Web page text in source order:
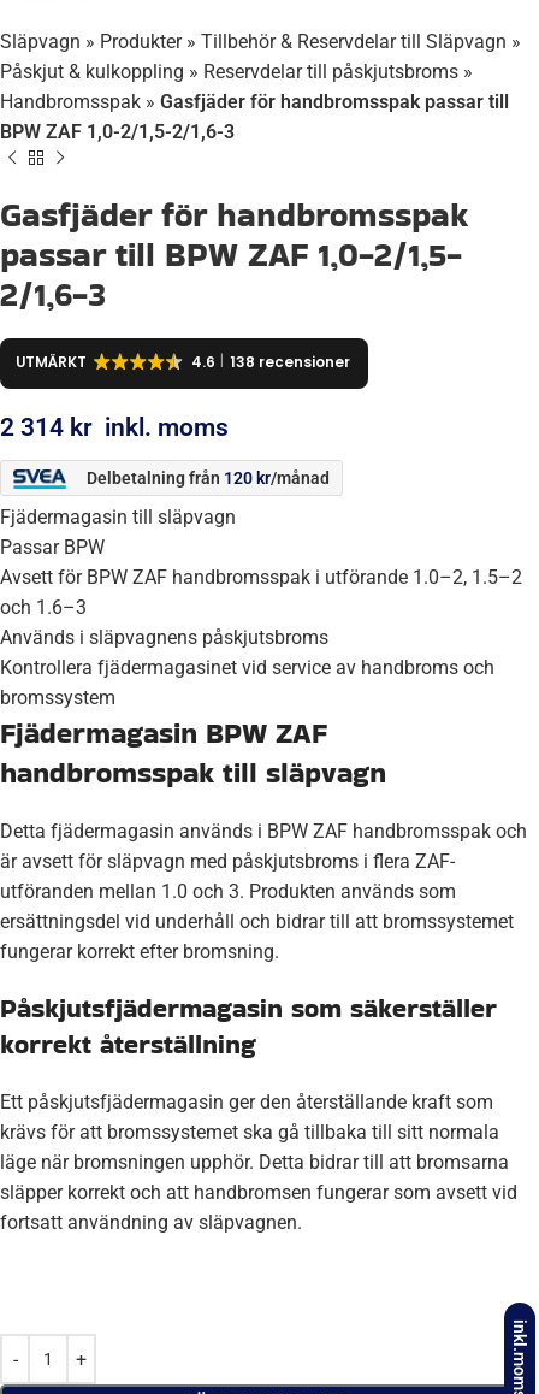
inkl.moms
Släpvagn » Produkter» Tillbehör & Reservdelar till Släpvagn »
Påskjut & kulkoppling » Reservdelar till påskjutsbroms »
Handbromsspak » Gasfjäder för handbromsspak passar till
BPW ZAF 1,0-2/1,5-2/1,6-3
Gasfjäder för handbromsspak
passar till BPW ZAF 1,0-2/1,5-
2/1,6-3
UTMÄRKT 4.6 138 recensioner
2 314 kr inkl. moms
Delbetalning från 120 kr/månad
Fjädermagasin till släpvagn
Passar BPW
Avsett för BPW ZAF handbromsspak i utförande 1.0–2, 1.5–2
och 1.6–3
Används i släpvagnens påskjutsbroms
Kontrollera fjädermagasinet vid service av handbroms och
bromssystem
Fjädermagasin BPW ZAF
handbromsspak till släpvagn
Detta fjädermagasin används i BPW ZAF handbromsspak och
är avsett för släpvagn med påskjutsbroms i flera ZAF-
utföranden mellan 1.0 och 3. Produkten används som
ersättningsdel vid underhåll och bidrar till att bromssystemet
fungerar korrekt efter bromsning.
Påskjutsfjädermagasin som säkerställer
korrekt återställning
Ett påskjutsfjädermagasin ger den återställande kraft som
krävs för att bromssystemet ska gå tillbaka till sitt normala
läge när bromsningen upphör. Detta bidrar till att bromsarna
släpper korrekt och att handbromsen fungerar som avsett vid
fortsatt användning av släpvagnen.